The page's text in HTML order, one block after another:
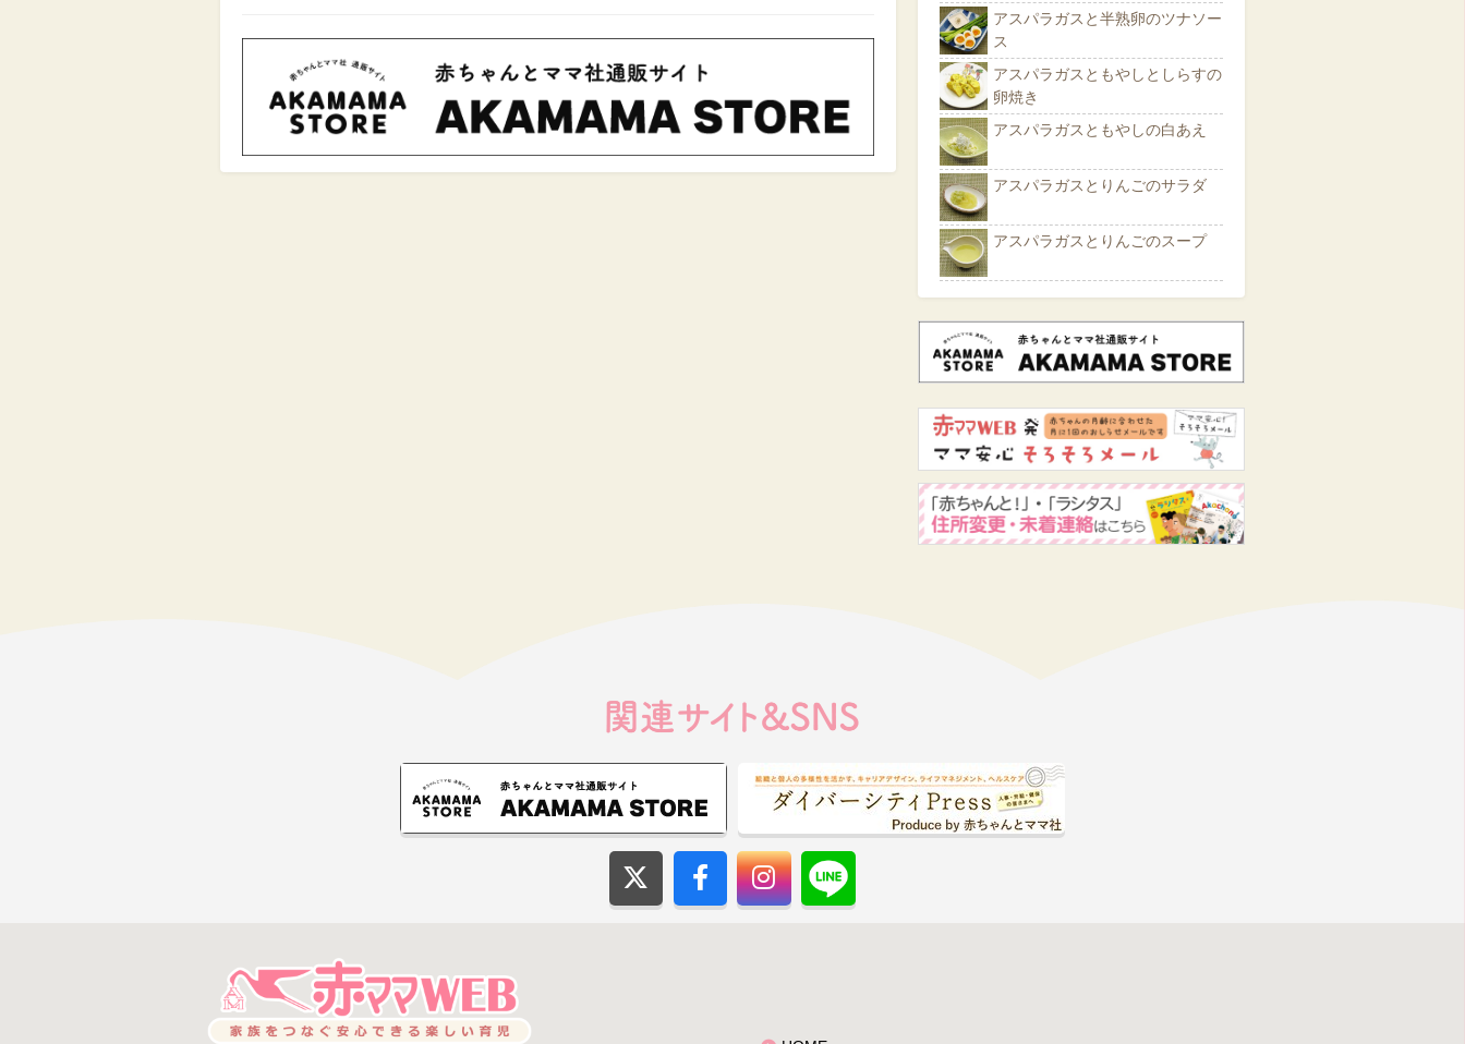
アスパラガスと半熟卵のツナソー
ス
アスパラガスともやしとしらすの
卵焼き
アスパラガスともやしの白あえ
アスパラガスとりんごのサラダ
アスパラガスとりんごのスープ